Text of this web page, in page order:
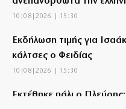
10|08|2026 | 15:30
Εκδήλωση τιμής για
κάλτσες ο Φειδίας
10|08|2026 | 15:30
Εκτέθηκε πάλι ο